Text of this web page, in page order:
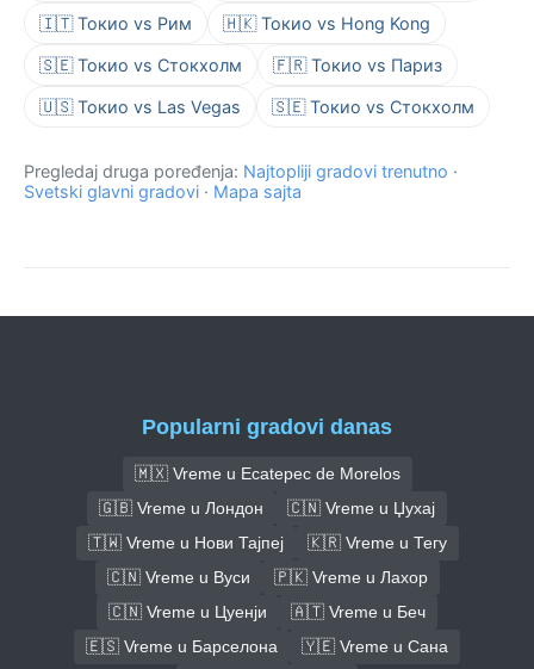
🇮🇹 Токио vs Рим 🇭🇰 Токио vs Hong Kong
🇸🇪 Токио vs Стокхолм 🇫🇷 Токио vs Париз
🇺🇸 Токио vs Las Vegas 🇸🇪 Токио vs Стокхолм
Pregledaj druga poređenja: Najtopliji gradovi trenutno ·
Svetski glavni gradovi · Mapa sajta
Popularni gradovi danas
🇲🇽 Vreme u Ecatepec de Morelos
🇬🇧 Vreme u Лондон
🇨🇳 Vreme u Џухај
🇹🇼 Vreme u Нови Тајпеј
🇰🇷 Vreme u Тегу
🇨🇳 Vreme u Вуси
🇵🇰 Vreme u Лахор
🇨🇳 Vreme u Цуенји
🇦🇹 Vreme u Беч
🇪🇸 Vreme u Барселона
🇾🇪 Vreme u Сана